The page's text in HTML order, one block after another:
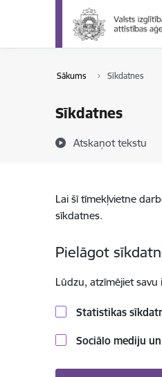
Pāriet uz lapas saturu
Sākums Sīkdatnes
Sīkdatnes
Atskaņot tekstu
Lai šī tīmekļvietne
sīkdatnes.
Pielāgot
Lūdzu, atzīmējiet savu
Statistikas
Sociālo mediju